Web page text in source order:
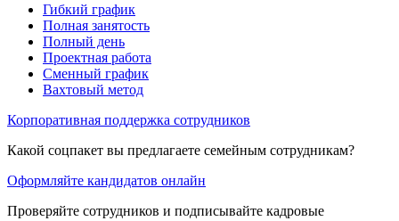
Гибкий график
Полная занятость
Полный день
Проектная работа
Сменный график
Вахтовый метод
Корпоративная поддержка сотрудников
Какой соцпакет вы предлагаете семейным сотрудникам?
Оформляйте кандидатов онлайн
Проверяйте сотрудников и подписывайте кадровые